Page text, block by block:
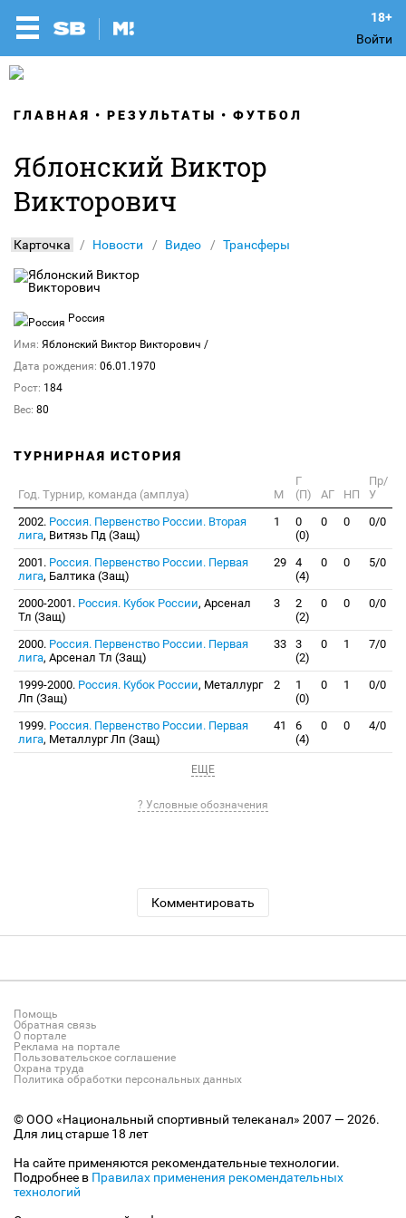
Войти
ГЛАВНАЯ РЕЗУЛЬТАТЫ ФУТБОЛ
Яблонский Виктор
Викторович
Карточка Новости Видео Трансферы
Россия
Имя: Яблонский Виктор Викторович /
Дата рождения: 06.01.1970
Рост: 184
Вес: 80
ТУРНИРНАЯ ИСТОРИЯ
Год. Турнир, команда (амплуа) М
Г
(П)
АГ НП
Пр/
У
2002. Россия. Первенство России. Вторая
лига, Витязь Пд (Защ)
1
0
(0)
0 0 0/0
2001. Россия. Первенство России. Первая
лига, Балтика (Защ)
29
4
(4)
0 0 5/0
2000-2001. Россия. Кубок России, Арсенал
Тл (Защ)
3
2
(2)
0 0 0/0
2000. Россия. Первенство России. Первая
лига, Арсенал Тл (Защ)
33
3
(2)
0 1 7/0
1999-2000. Россия. Кубок России, Металлург
Лп (Защ)
2
1
(0)
0 1 0/0
1999. Россия. Первенство России. Первая
лига, Металлург Лп (Защ)
41
6
(4)
0 0 4/0
ЕЩЕ
? Условные обозначения
Комментировать
Помощь
Обратная связь
О портале
Реклама на портале
Пользовательское соглашение
Охрана труда
Политика обработки персональных данных
© ООО «Национальный спортивный телеканал» 2007 — 2026.
Для лиц старше 18 лет
На сайте применяются рекомендательные технологии.
Подробнее в Правилах применения рекомендательных
технологий